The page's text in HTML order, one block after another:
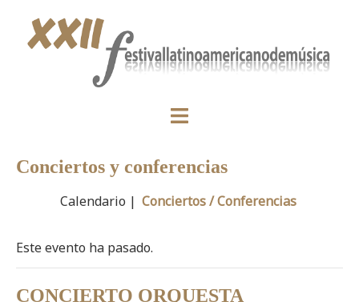
Conciertos y conferencias
Calendario | Conciertos / Conferencias
Este evento ha pasado.
CONCIERTO ORQUESTA